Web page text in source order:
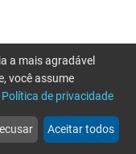
web
Notícias
more_horiz
Mais
a mais agradável
você assume
de privacidade
Aceitar todos
novamente